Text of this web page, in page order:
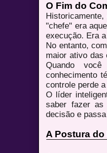
O Fim do
"chefe" era
execução. Era
No entanto,
maior ativo das
Quando
conhecimento
controle perde
O líder
saber fazer as
decisão e
A Postura